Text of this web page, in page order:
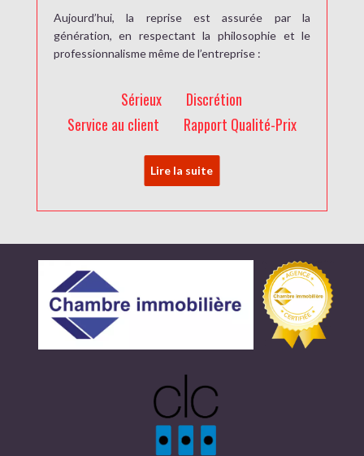
Aujourd’hui, la reprise est assurée par la
génération, en respectant la philosophie et le
professionnalisme même de l’entreprise :
Sérieux
Discrétion
Service au client
Rapport Qualité-Prix
Lire la suite